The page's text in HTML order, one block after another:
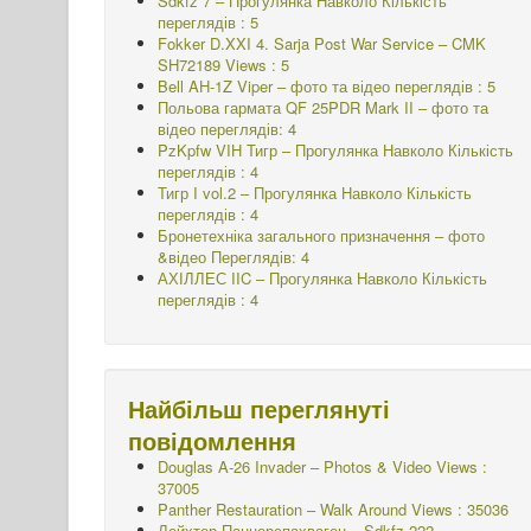
переглядів : 5
Fokker D.XXI 4. Sarja Post War Service – CMK
SH72189 Views : 5
Bell AH-1Z Viper – фото та відео переглядів : 5
Польова гармата QF 25PDR Mark II – фото та
відео переглядів: 4
PzKpfw VIH Тигр – Прогулянка Навколо Кількість
переглядів : 4
Тигр I vol.2 – Прогулянка Навколо Кількість
переглядів : 4
Бронетехніка загального призначення – фото
&відео Переглядів: 4
АХІЛЛЕС IIC – Прогулянка Навколо Кількість
переглядів : 4
Найбільш переглянуті
повідомлення
Douglas A-26 Invader – Photos & Video Views :
37005
Panther Restauration – Walk Around Views : 35036